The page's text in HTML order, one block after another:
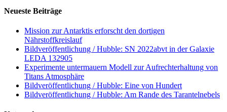
Neueste Beiträge
Mission zur Antarktis erforscht den dortigen
Nährstoffkreislauf
Bildveröffentlichung / Hubble: SN 2022abvt in der Galaxie
LEDA 132905
Experimente untermauern Modell zur Aufrechterhaltung von
Titans Atmosphäre
Bildveröffentlichung / Hubble: Eine von Hundert
Bildveröffentlichung / Hubble: Am Rande des Tarantelnebels